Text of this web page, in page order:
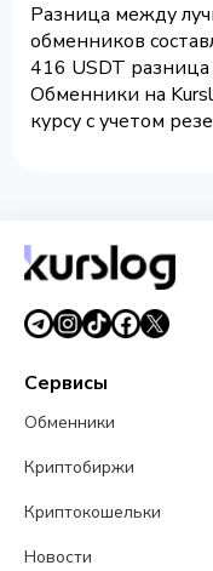
Разница между
обменников
416 USDT
Обменники на
курсу с учетом
Сервисы
Обменники
Криптобиржи
Криптокошельки
Новости